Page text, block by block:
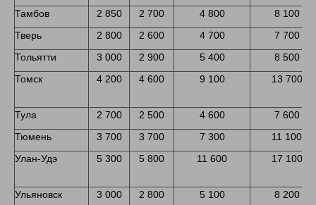
Тамбов
2 850 2 700 4 800
8 100
Тверь
2 800 2 600 4 700
7 700
Тольятти
3 000 2 900 5 400
8 500
Томск
4 200 4 600 9 100 13 700
Тула 2 700 2 500 4 600
7 600
Тюмень
3 700 3 700 7 300
11 100
Улан-Удэ
5 300 5 800 11 600 17 100
Ульяновск 3 000 2 800 5 100
8 200